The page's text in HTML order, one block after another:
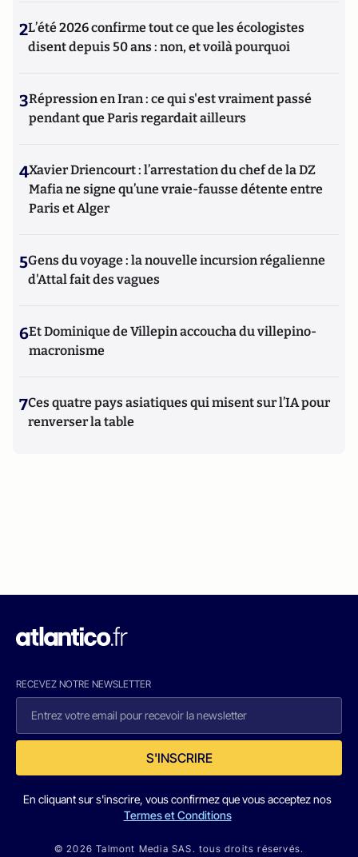
2L’été 2026 confirme tout ce que les écologistes
disent depuis 50 ans : non, et voilà pourquoi
3Répression en Iran : ce qui s'est vraiment passé
pendant que Paris regardait ailleurs
4Xavier Driencourt : l’arrestation du chef de la DZ
Mafia ne signe qu’une vraie-fausse détente entre
Paris et Alger
5Gens du voyage : la nouvelle incursion régalienne
d'Attal fait des vagues
6Et Dominique de Villepin accoucha du villepino-
macronisme
7Ces quatre pays asiatiques qui misent sur l’IA pour
renverser la table
RECEVEZ NOTRE NEWSLETTER
S'INSCRIRE
En cliquant sur s'inscrire, vous confirmez que vous acceptez nos
Termes et Conditions
© 2026 Talmont Media SAS. tous droits réservés.